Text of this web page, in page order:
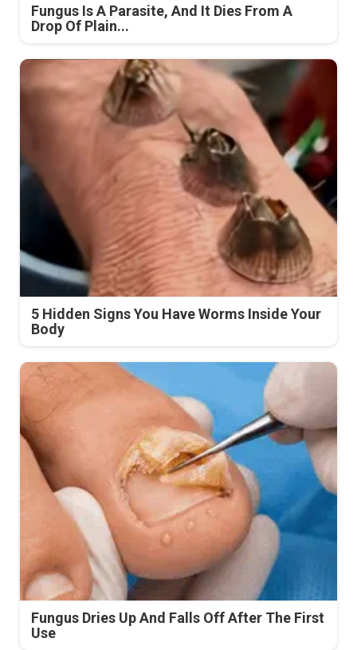
Fungus Is A Parasite, And It Dies From A
Drop Of Plain...
5 Hidden Signs You Have Worms Inside Your
Body
Fungus Dries Up And Falls Off After The First
Use